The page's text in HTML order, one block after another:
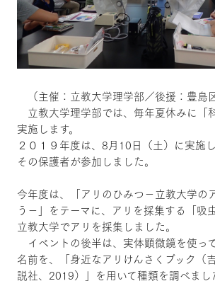
（主催：立教大学理学部／後援：豊島
立教大学理学部では、毎年夏休みに「
実施します。
２０１９年度は、8月10日（土）に実施
その保護者が参加しました。
今年度は、「アリのひみつ－立教大学の
う－」をテーマに、アリを採集する「吸
立教大学でアリを採集しました。
イベントの後半は、実体顕微鏡を使っ
名前を、「身近なアリけんさくブック
説社、2019）」を用いて種類を調べまし